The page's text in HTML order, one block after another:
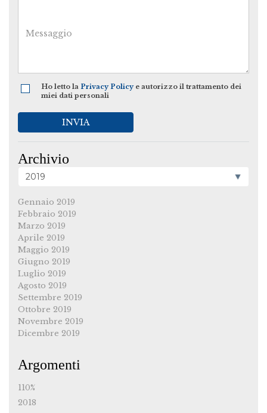
Ho letto la Privacy Policye autorizzo il trattamento dei
miei dati personali
INVIA
Archivio
Gennaio 2019
Febbraio 2019
Marzo 2019
Aprile 2019
Maggio 2019
Giugno 2019
Luglio 2019
Agosto 2019
Settembre 2019
Ottobre 2019
Novembre 2019
Dicembre 2019
Argomenti
110%
2018